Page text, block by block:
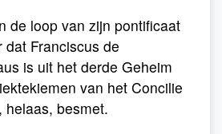
de loop van zijn pontificaat
Franciscus de
is uit het derde Geheim
van het Concilie
helaas, besmet.